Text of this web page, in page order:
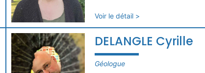
Voir le détail >
DELANGLE Cyrille
Géologue